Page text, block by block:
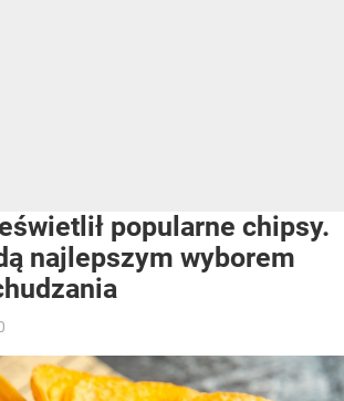
popularne chipsy.
najlepszym wyborem